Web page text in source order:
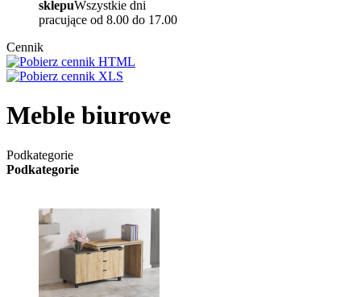
sklepuWszystkie dni
pracujące od 8.00 do 17.00
Cennik
Meble biurowe
Podkategorie
Podkategorie